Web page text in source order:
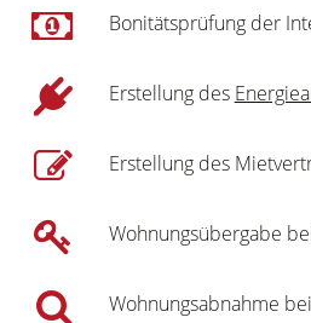
Bonitätsprüfung der
Erstellung des
Erstellung des
Wohnungsübergabe
Wohnungsabnahme